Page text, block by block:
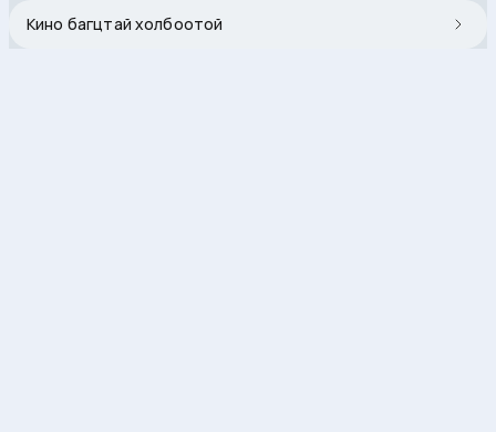
Кино багцтай холбоотой